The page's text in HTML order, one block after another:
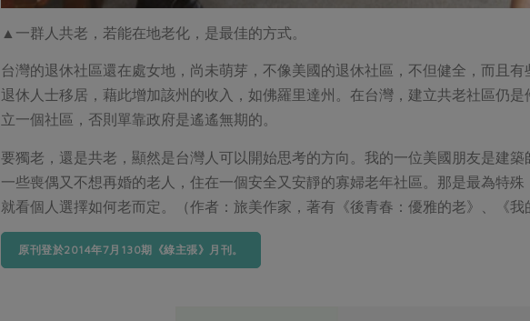
▲一群人共老，若能在地老化，是最佳的方式。
台灣的退休社區還在處女地，尚未萌芽，不像美國的退休社區，不但健全，而且
退休人士移居，藉此增加該州的收入，如佛羅里達州。在台灣，建立共老社區仍
立一個社區，否則單靠政府是遙遙無期的。
要獨老，還是共老，顯然是台灣人可以開始思考的方向。我的一位美國朋友是建
一些喪偶又不想再婚的老人，住在一個安全又安靜的寡婦老年社區。那是最為特殊
就看個人選擇如何老而定。（作者：旅美作家，著有《後青春：優雅的老》、《我
原刊登於2014年7月130期《綠主張》月刊。